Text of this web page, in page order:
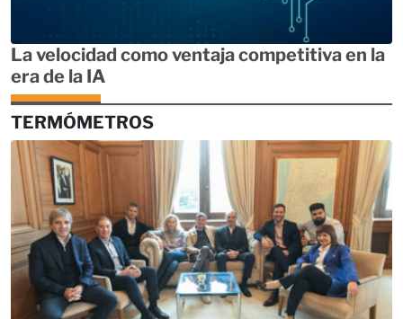
La velocidad como ventaja competitiva en la
era de la IA
TERMÓMETROS